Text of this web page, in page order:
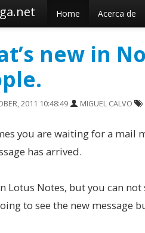
Home Acerca de
new in
2011 10:48:49 MIGUEL CALVO
you are waiting for a mail
has arrived.
Lotus Notes, but you can
to see the new message